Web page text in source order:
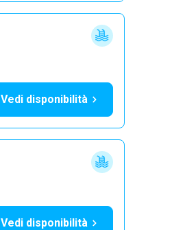
Vedi disponibilità
Vedi disponibilità